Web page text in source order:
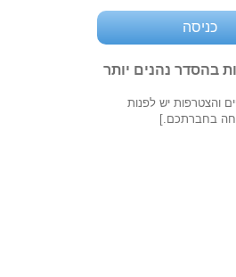
בהסדר נהנים יותר
והצטרפות יש לפנות
בחברתכם.]